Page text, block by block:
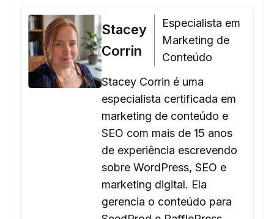
Stacey
Corrin
Especialista em
Marketing de
Conteúdo
Stacey Corrin é uma
especialista certificada em
marketing de conteúdo e
SEO com mais de 15 anos
de experiência escrevendo
sobre WordPress, SEO e
marketing digital. Ela
gerencia o conteúdo para